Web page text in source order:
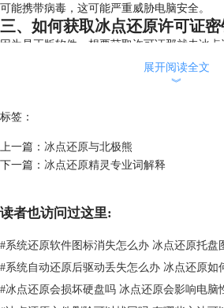
可能携带病毒，这可能严重威胁电脑安全。
三、如何获取冰点还原许可证密
因为是正版软件，想要获取许可证那就去冰点
提交订单并确认支付后，5分钟之内将会收到
制破解版软件！
展开阅读全文
︾
标签：
上一篇： 冰点还原与北极熊
下一篇： 冰点还原精灵专业词解释
读者也访问过这里:
#系统还原软件图标消失怎么办 冰点还原托盘
#系统自动还原后驱动丢失怎么办 冰点还原如
#冰点还原会损坏硬盘吗 冰点还原会影响电脑